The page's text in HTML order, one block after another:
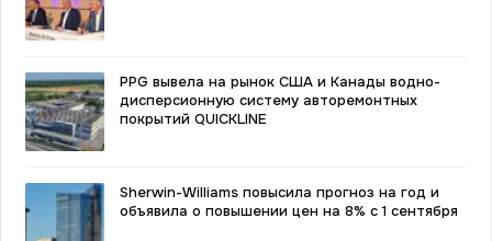
PPG вывела на рынок США и Канады водно-
дисперсионную систему авторемонтных
покрытий QUICKLINE
Sherwin-Williams повысила прогноз на год и
объявила о повышении цен на 8% с 1 сентября